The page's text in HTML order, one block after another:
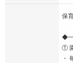
保
◆
①
・